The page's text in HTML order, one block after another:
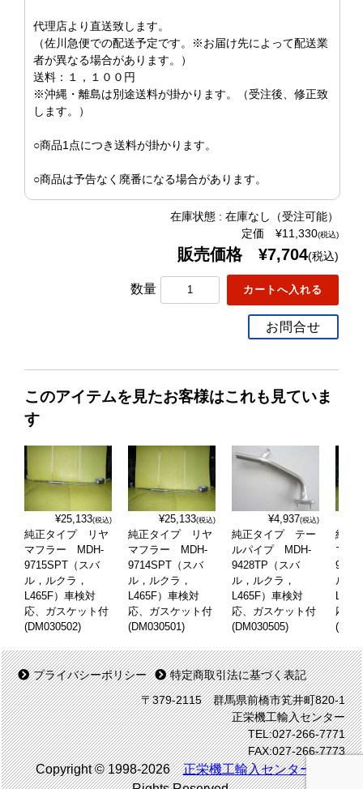
代理店より直送致します。
（佐川急便での配送予定です。※お届け先によって配送業
者が異なる場合があります。）
送料：１，１００円
※沖縄・離島は別途送料が掛かります。（受注後、修正致
します。）
○商品1点につき送料が掛かります。
○商品は予告なく廃番になる場合があります。
在庫状態 : 在庫なし（受注可能）
定価 ¥11,330(税込)
販売価格 ¥7,704(税込)
数量
お問合せ
このアイテムを見たお客様はこれも見ていま
す
¥25,133(税込)
純正タイプ リヤ
マフラー MDH-
9715SPT（スバ
ル，ルクラ，
L465F）車検対
応、ガスケット付
(DM030502)
¥25,133(税込)
純正タイプ リヤ
マフラー MDH-
9714SPT（スバ
ル，ルクラ，
L465F）車検対
応、ガスケット付
(DM030501)
¥4,937(税込)
純正タイプ テー
ルパイプ MDH-
9428TP（スバ
ル，ルクラ，
L465F）車検対
応、ガスケット付
(DM030505)
純正
マフ
ル，
応、
プライバシーポリシー
特定商取引法に基づく表記
〒379-2115 群馬県前橋市笂井町820-1
正栄機工輸入センター
TEL:027-266-7771
FAX:027-266-7773
Copyright © 1998-2026正栄機工輸入センター